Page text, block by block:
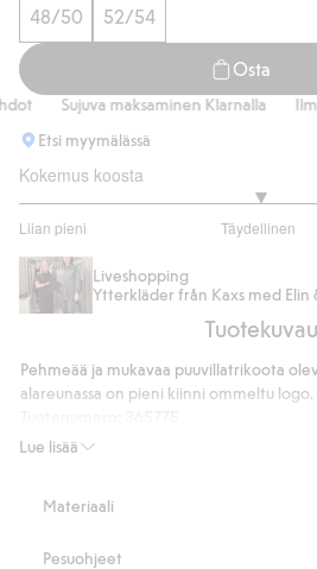
48/50 52/54
Osta
Sujuva maksaminen Klarnalla
Etsi myymälässä
Kokemus koosta
Liian pieni Täydellinen
/
5
57
ääneen
Liveshopping
Ytterkläder från Kaxs med Elin
Lue lisää
Pehmeää ja mukavaa puuvillatrikoota
alareunassa on pieni kiinni ommeltu logo.
Materiaali
Pesuohjeet